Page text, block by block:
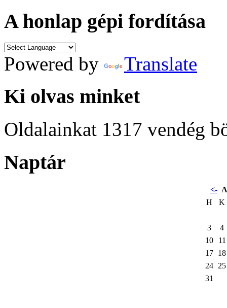
A honlap gépi fordítása
Powered by Translate
Ki olvas minket
Oldalainkat 1317 vendég
Naptár
<-
H
K
3
4
10
11
17 18
24 25
31